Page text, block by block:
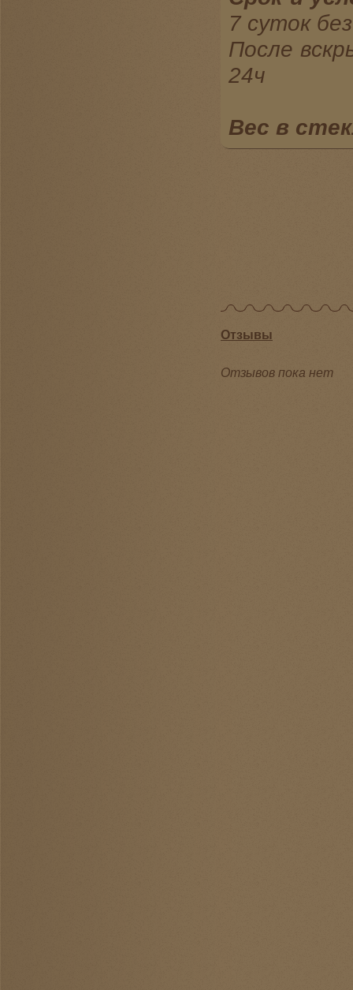
7 суток
После
24ч
Вес в
Отзывы
Отзывов пока нет